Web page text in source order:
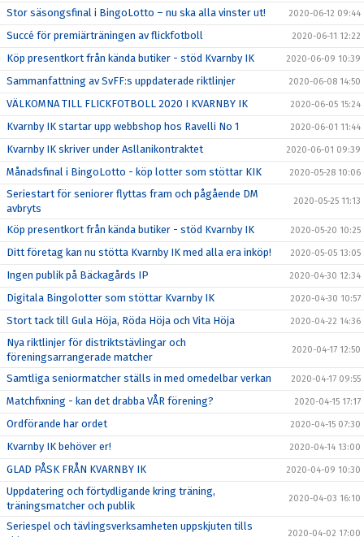
Stor säsongsfinal i BingoLotto – nu ska alla vinster ut! 2020-06-12 09:44
Succé för premiärträningen av flickfotboll 2020-06-11 12:22
Köp presentkort från kända butiker - stöd Kvarnby IK 2020-06-09 10:39
Sammanfattning av SvFF:s uppdaterade riktlinjer 2020-06-08 14:50
VÄLKOMNA TILL FLICKFOTBOLL 2020 I KVARNBY IK 2020-06-05 15:24
Kvarnby IK startar upp webbshop hos Ravelli No 1 2020-06-01 11:44
Kvarnby IK skriver under Asllanikontraktet 2020-06-01 09:39
Månadsfinal i BingoLotto - köp lotter som stöttar KIK 2020-05-28 10:06
Seriestart för seniorer flyttas fram och pågående DM
avbryts
2020-05-25 11:13
Köp presentkort från kända butiker - stöd Kvarnby IK 2020-05-20 10:25
Ditt företag kan nu stötta Kvarnby IK med alla era inköp! 2020-05-05 13:05
Ingen publik på Bäckagårds IP 2020-04-30 12:34
Digitala Bingolotter som stöttar Kvarnby IK 2020-04-30 10:57
Stort tack till Gula Höja, Röda Höja och Vita Höja 2020-04-22 14:36
Nya riktlinjer för distriktstävlingar och
föreningsarrangerade matcher
2020-04-17 12:50
Samtliga seniormatcher ställs in med omedelbar verkan 2020-04-17 09:55
Matchfixning - kan det drabba VÅR förening? 2020-04-15 17:17
Ordförande har ordet 2020-04-15 07:30
Kvarnby IK behöver er! 2020-04-14 13:00
GLAD PÅSK FRÅN KVARNBY IK 2020-04-09 10:30
Uppdatering och förtydligande kring träning,
träningsmatcher och publik
2020-04-03 16:10
Seriespel och tävlingsverksamheten uppskjuten tills
2020-04-02 17:00